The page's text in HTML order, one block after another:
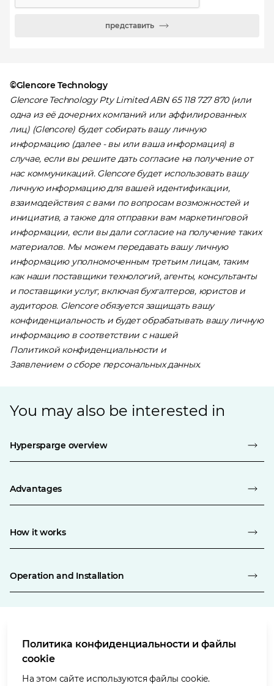
представить
©Glencore Technology
Glencore Technology Pty Limited ABN 65 118 727 870 (или
одна из её дочерних компаний или аффилированных
лиц) (Glencore) будет собирать вашу личную
информацию (далее - вы или ваша информация) в
случае, если вы решите дать согласие на получение от
нас коммуникаций. Glencore будет использовать вашу
личную информацию для вашей идентификации,
взаимодействия с вами по вопросам возможностей и
инициатив, а также для отправки вам маркетинговой
информации, если вы дали согласие на получение таких
материалов. Мы можем передавать вашу личную
информацию уполномоченным третьим лицам, таким
как наши поставщики технологий, агенты, консультанты
и поставщики услуг, включая бухгалтеров, юристов и
аудиторов. Glencore обязуется защищать вашу
конфиденциальность и будет обрабатывать вашу личную
информацию в соответствии с нашей
Политикой конфиденциальности и
Заявлением о сборе персональных данных.
You may also be interested in
Hypersparge overview
Advantages
How it works
Operation and Installation
Условия использования
Политика в отношении защиты персональных данных
Политика в отношении файлов «cookie»
Политика конфиденциальности и файлы
cookie
На этом сайте используются файлы cookie.